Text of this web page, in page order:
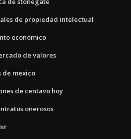
de propiedad intelectual
económico
de valores
de mexico
de centavo hoy
onerosos